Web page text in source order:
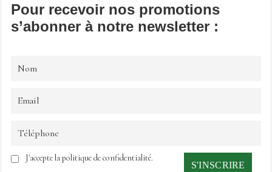
Pour recevoir nos promotions
s’abonner à notre newsletter :
J'accepte la politique de confidentialité.